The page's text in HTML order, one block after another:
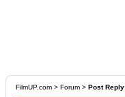
FilmUP.com > Forum > Post Reply